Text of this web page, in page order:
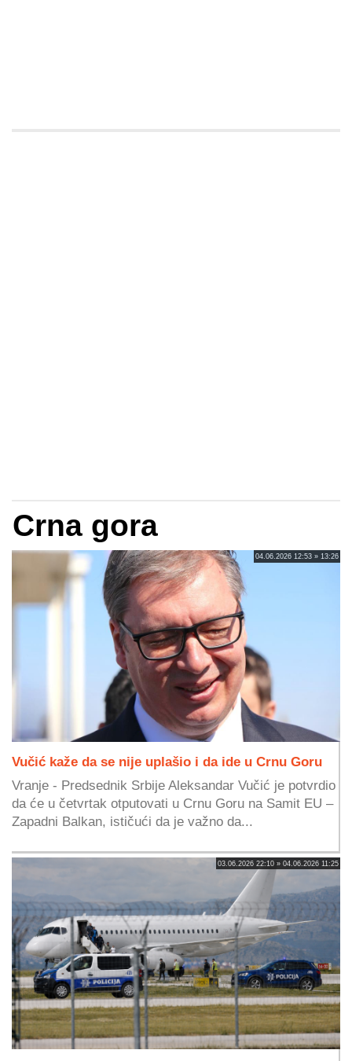
Crna gora
04.06.2026 12:53 » 13:26
Vučić kaže da se nije uplašio i da ide u Crnu Goru
Vranje - Predsednik Srbije Aleksandar Vučić je potvrdio
da će u četvrtak otputovati u Crnu Goru na Samit EU –
Zapadni Balkan, ističući da je važno da...
03.06.2026 22:10 » 04.06.2026 11:25